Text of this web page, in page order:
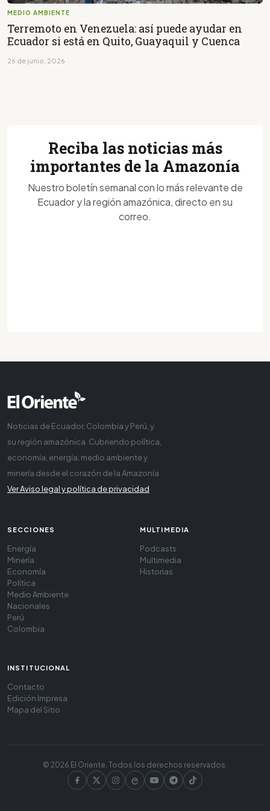
MEDIO AMBIENTE
Terremoto en Venezuela: así puede ayudar en
Ecuador si está en Quito, Guayaquil y Cuenca
26 de junio, 2026
Reciba las noticias más
importantes de la Amazonía
Nuestro boletín semanal con lo más relevante de
Ecuador y la región amazónica, directo en su
correo.
Noticias de Ecuador, Colombia y Perú, y
su región amazónica. Cubriendo política,
economía, energía, medio ambiente y
minería desde el corazón de la Amazonía
Ver Aviso legal y política de privacidad
SECCIONES
Energía
Minería
Economía
Política
Medio Ambiente
Nacionales
Perú
Colombia
MULTIMEDIA
Podcasts
Multimedia
Historias
INSTITUCIONAL
Contacto
Edición Impresa
Mapa del Sitio
© 2026 El Oriente. Todos los derechos reservados.